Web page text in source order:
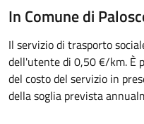
In Comune di
Il servizio di trasporto
dell'utente di 0,50 €/km. È
del costo del servizio in
della soglia prevista